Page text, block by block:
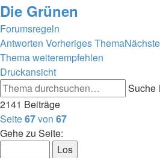
Die Grünen
Forumsregeln
Antworten Vorheriges Thema
Thema weiterempfehlen
Druckansicht
Suche
2141 Beiträge
Seite67von 67
Gehe zu Seite: